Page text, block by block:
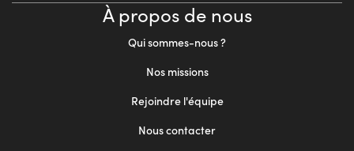
À propos de nous
Qui sommes-nous ?
Nos missions
Rejoindre l'équipe
Nous contacter